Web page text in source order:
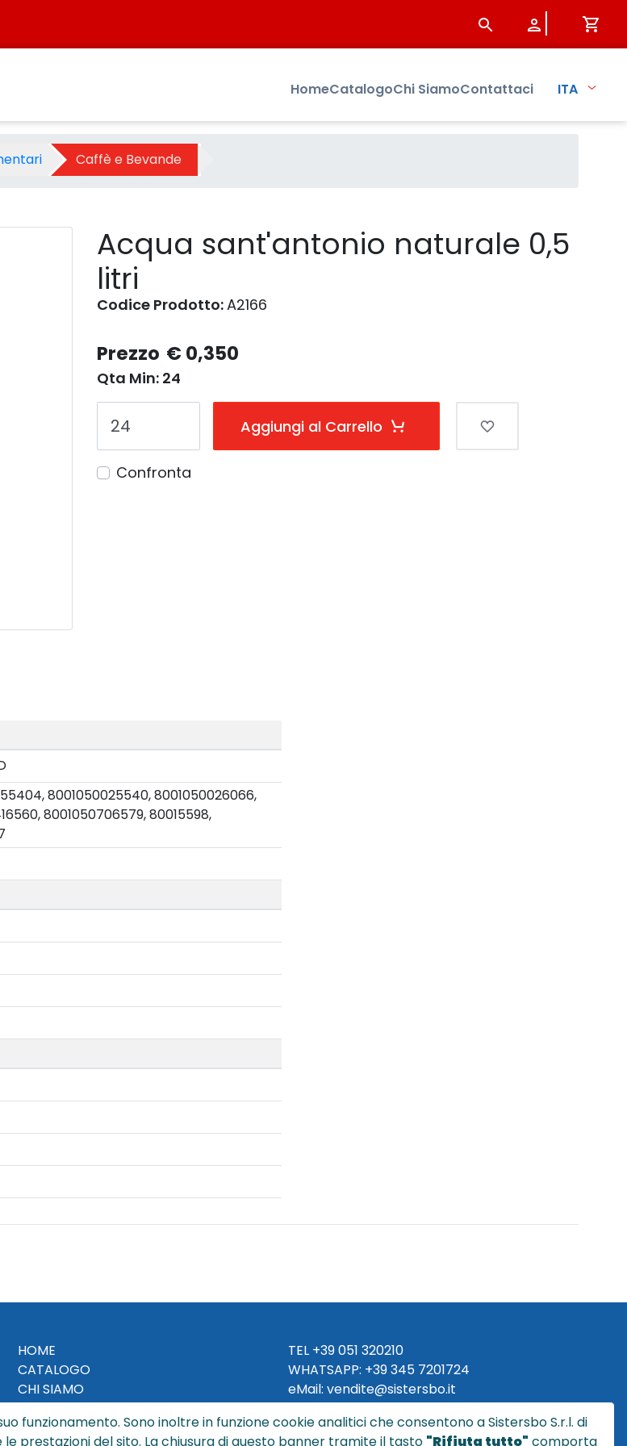
litri - Prodotto - Sistersbo
HomeCatalogoChi SiamoContattaci ITA
Caffè e Bevande
Acqua sant'antonio naturale 0,5
litri
Codice Prodotto:A2166
Prezzo € 0,350
Qta Min: 24
Aggiungi al Carrello
Confronta
8001050025540, 8001050026066,
8001050706579, 80015598,
HOME
CATALOGO
CHI SIAMO
NEWS
CONTATTACI
TEL +39 051 320210
WHATSAPP: +39345 7201724
eMail: vendite@sistersbo.it
Orari Uffici:
funzionamento. Sono inoltre in funzione cookie analitici che consentono a Sistersbo S.r.l. di
prestazioni del sito. La chiusura di questo banner tramite il tasto "Rifiuta tutto" comporta